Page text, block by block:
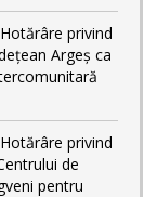
privind
Argeș ca
privind
de
pentru